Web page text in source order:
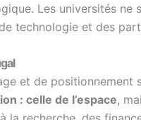
Les universités
technologie et des
et de
: celle de l’espace,